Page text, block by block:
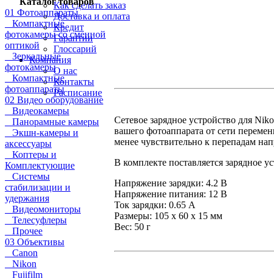
Как сделать заказ
Доставка и оплата
Кредит
Гарантии
Глоссарий
Компания
О нас
Контакты
Расписание
01 Фотоаппараты
Компактные
фотокамеры со сменной
оптикой
Зеркальные
фотокамеры
Компактные
фотоаппараты
02 Видео оборудование
Видеокамеры
Панорамные камеры
Экшн-камеры и
аксессуары
Коптеры и
Комплектующие
Системы
стабилизации и
удержания
Видеомониторы
Телесуфлеры
Прочее
03 Объективы
Canon
Nikon
Fujifilm
Сетевое зарядное устройство для
вашего фотоаппарата от сети
менее чувствительно к перепадам
В комплекте поставляется зарядное
Напряжение зарядки: 4.2 В
Напряжение питания: 12 В
Ток зарядки: 0.65 А
Размеры: 105 х 60 х 15 мм
Вес: 50 г